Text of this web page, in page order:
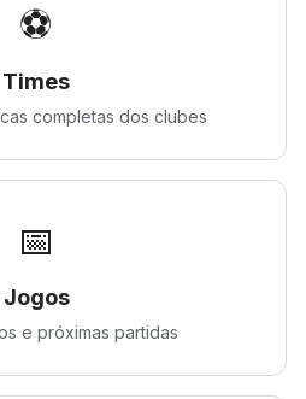
⚽
Times
completas dos clubes
📅
Jogos
e próximas partidas